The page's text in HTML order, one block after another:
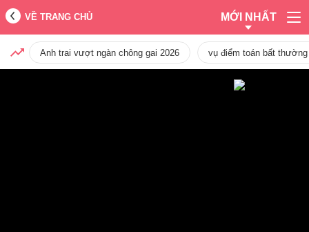
VỀ TRANG CHỦ MỚI NHẤT
Anh trai vượt ngàn chông gai 2026 vụ điểm toán bất